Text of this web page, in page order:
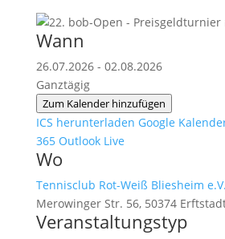
Wann
26.07.2026 - 02.08.2026
Ganztägig
Zum Kalender hinzufügen
ICS herunterladen Google
365 Outlook Live
Wo
Tennisclub Rot-Weiß Bliesheim
Merowinger Str. 56, 50374
Veranstaltungstyp